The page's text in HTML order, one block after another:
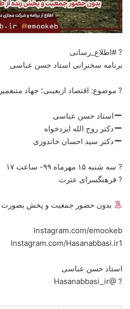
? #اطلاع_رسانی
برنامه سخنرانی استاد حسن عباسی
? موضوع: اقتصاد اربعینی؛ جهاد
استاد حسن عباسی
دکتر روح الله ایزدخواه
دکتر سید احسان خاندوزی
? سه شنبه ۱۵ مهرماه ۹۹- ساعت ۱۷
? فرهنگسرای عترت
بدون حضور جمعیت و پخش بصورت
Instagram.com/emookeb
Instagram.com/Hasanabbasi.ir1
استاد حسن عباسی
? @Hasanabbasi_ir